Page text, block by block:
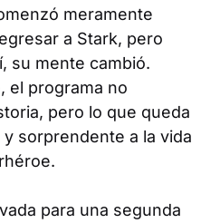
meramente
a Stark, pero
su mente cambió.
el programa no
pero lo que queda
sorprendente a la vida
para una segunda